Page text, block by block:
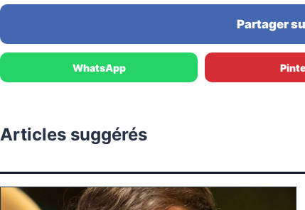
Partager
WhatsApp
Articles suggérés